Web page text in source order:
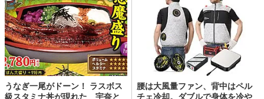
うなぎ一尾がドーン！ ラスボス
級スタミナ丼が現れた 宇奈と
腰は大風量ファン、背中はペル
チェ冷却。ダブルで身体を冷や